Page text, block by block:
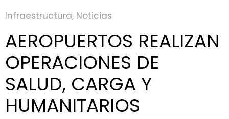
Infraestructura, Noticias
AEROPUERTOS REALIZAN
OPERACIONES DE
SALUD, CARGA Y
HUMANITARIOS